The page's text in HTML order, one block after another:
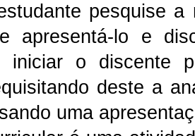
pesquise
apresentá-lo e
iniciar o discente
deste a
uma